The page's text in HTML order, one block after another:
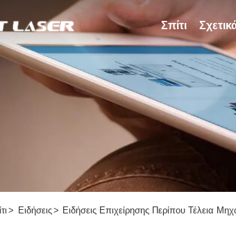
Σπίτι
> Ειδήσεις> Ειδήσεις Επιχείρησης Περίπου Τέλεια